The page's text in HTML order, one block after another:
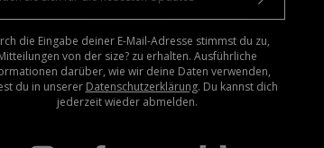
die Eingabe deiner E-Mail-Adresse stimmst du zu,
von der size? zu erhalten. Ausführliche
darüber, wie wir deine Daten verwenden,
du in unserer Datenschutzerklärung. Du kannst dich
jederzeit wieder abmelden.